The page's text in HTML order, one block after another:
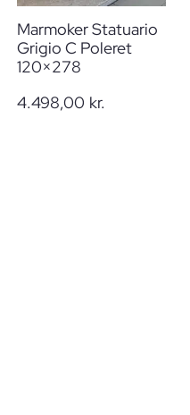
Marmoker Statuario
Grigio C Poleret
120×278
4.498,00 kr.